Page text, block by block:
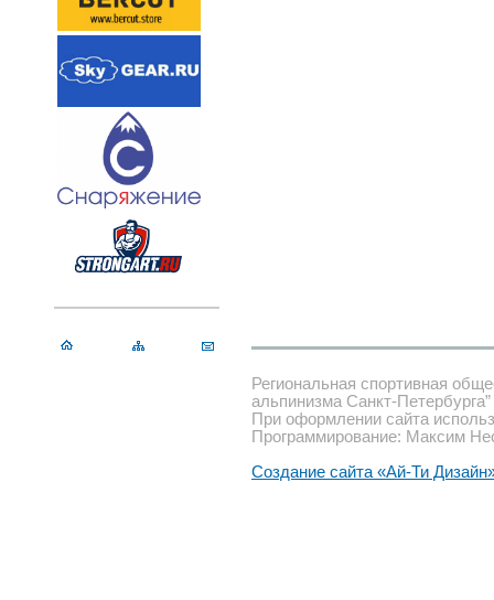
Региональная спортивная
альпинизма Санкт-Петербурга”
При оформлении сайта
Программирование: Максим
Создание сайта «Ай-Ти